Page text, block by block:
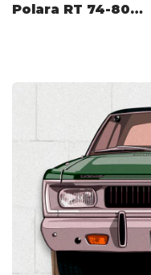
Polara RT 74-80